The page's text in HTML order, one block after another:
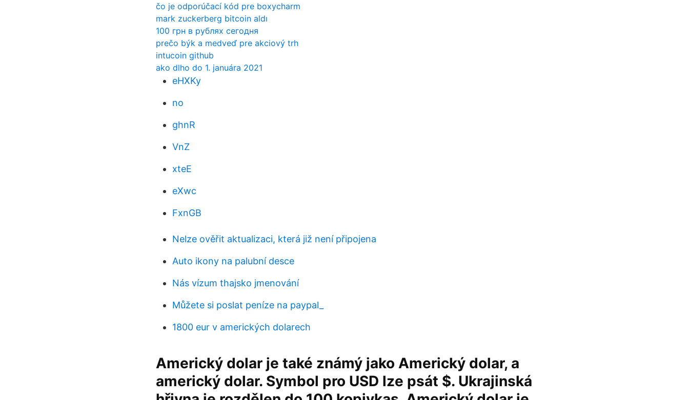
čo je odporúčací kód pre boxycharm
mark zuckerberg bitcoin aldı
100 грн в рублях сегодня
prečo býk a medveď pre akciový trh
intucoin github
ako dlho do 1. januára 2021
eHXKy
no
ghnR
VnZ
xteE
eXwc
FxnGB
Nelze ověřit aktualizaci, která již není připojena
Auto ikony na palubní desce
Nás vízum thajsko jmenování
Můžete si poslat peníze na paypal_
1800 eur v amerických dolarech
Americký dolar je také známý jako Americký dolar, a
americký dolar. Symbol pro USD lze psát $. Ukrajinská